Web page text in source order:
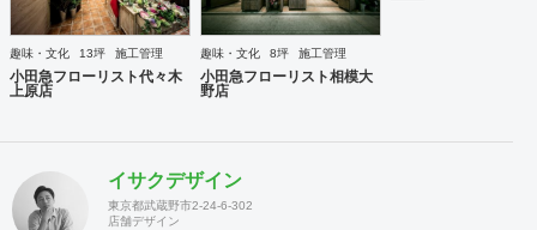
趣味・文化 13坪 施工管理
小田急フローリスト代々木
上原店
趣味・文化 8坪 施工管理
小田急フローリスト相模大
野店
イサクデザイン
東京都武蔵野市2-24-6-302
店舗デザイン